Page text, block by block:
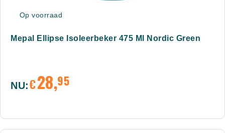
Op voorraad
Mepal Ellipse Isoleerbeker 475 Ml Nordic Green
NU:€28,95